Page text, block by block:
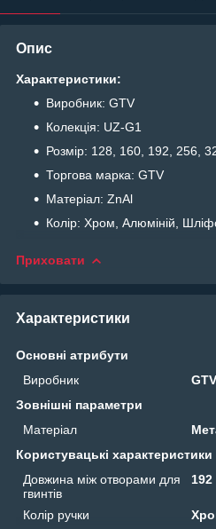
Опис
Характеристики:
Виробник: GTV
Колекція: UZ-G1
Розмір: 128, 160, 192, 256,
Торгова марка: GTV
Матеріал: ZnAl
Колір: Хром, Алюміній,
Приховати
Характеристики
Основні атрибути
Виробник
GTV
Зовнішні параметри
Матеріал
Користувацькі характеристики
Довжина між отворами для
гвинтів
192
Колір ручки